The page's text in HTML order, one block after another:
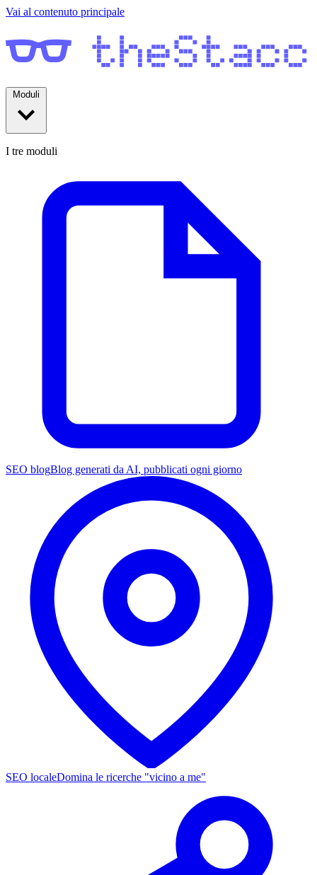
Vai al contenuto principale
I tre moduli
SEO blogBlog generati da AI, pubblicati ogni giorno
SEO localeDomina le ricerche "vicino a me"